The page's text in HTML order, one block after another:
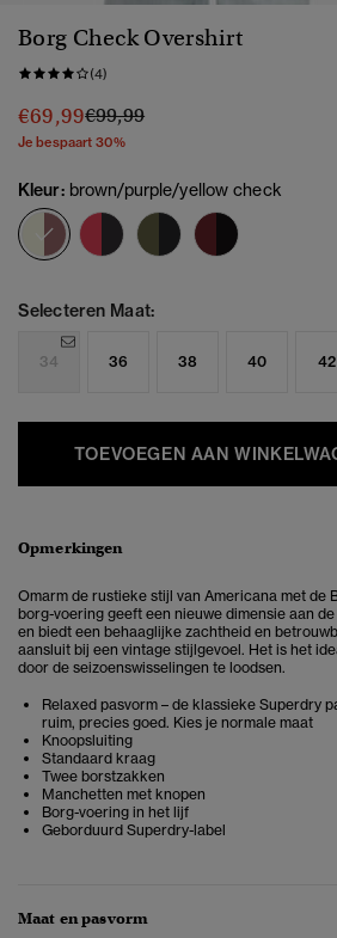
Borg Check Overshirt
(4)
€69,99Prijs verlaagd van
€99,99naar
Je bespaart 30%
Kleur: brown/purple/yellow check
geselecteerd
Selecteren Maat:
34 36 38 40 42
TOEVOEGEN AAN
Opmerkingen
Omarm de rustieke stijl van Americana met de
borg-voering geeft een nieuwe dimensie aan
en biedt een behaaglijke zachtheid en
aansluit bij een vintage stijlgevoel. Het is het
door de seizoenswisselingen te loodsen.
Relaxed pasvorm – de klassieke Superdry
ruim, precies goed. Kies je normale maat
Knoopsluiting
Standaard kraag
Twee borstzakken
Manchetten met knopen
Borg-voering in het lijf
Geborduurd Superdry-label
Maat en pasvorm